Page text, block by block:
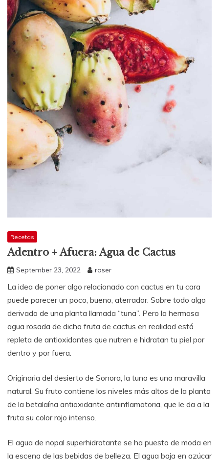
Recetas
Adentro + Afuera: Agua de Cactus
September 23, 2022 roser
La idea de poner algo relacionado con cactus en tu cara
puede parecer un poco, bueno, aterrador. Sobre todo algo
derivado de una planta llamada “tuna”. Pero la hermosa
agua rosada de dicha fruta de cactus en realidad está
repleta de antioxidantes que nutren e hidratan tu piel por
dentro y por fuera.
Originaria del desierto de Sonora, la tuna es una maravilla
natural. Su fruto contiene los niveles más altos de la planta
de la betalaína antioxidante antiinflamatoria, que le da a la
fruta su color rojo intenso.
El agua de nopal superhidratante se ha puesto de moda en
la escena de las bebidas de belleza. El agua baja en azúcar